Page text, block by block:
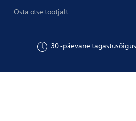
Osta otse tootjalt
30-päevane tagastusõigus